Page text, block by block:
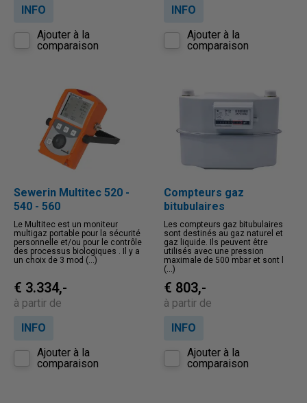
INFO
Ajouter à la
comparaison
INFO
Ajouter à la
comparaison
Sewerin Multitec 520 -
540 - 560
Le Multitec est un moniteur
multigaz portable pour la sécurité
personnelle et/ou pour le contrôle
des processus biologiques . Il y a
un choix de 3 mod (...)
€ 3.334,-
à partir de
INFO
Ajouter à la
comparaison
Compteurs gaz
bitubulaires
Les compteurs gaz bitubulaires
sont destinés au gaz naturel et
gaz liquide. Ils peuvent être
utilisés avec une pression
maximale de 500 mbar et sont l
(...)
€ 803,-
à partir de
INFO
Ajouter à la
comparaison